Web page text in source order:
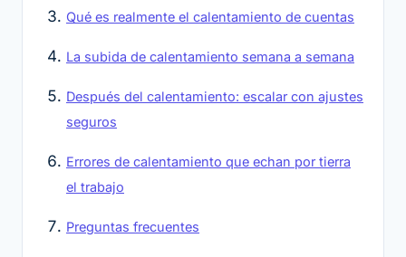
Qué es realmente el calentamiento de cuentas
La subida de calentamiento semana a semana
Después del calentamiento: escalar con ajustes
seguros
Errores de calentamiento que echan por tierra
el trabajo
Preguntas frecuentes